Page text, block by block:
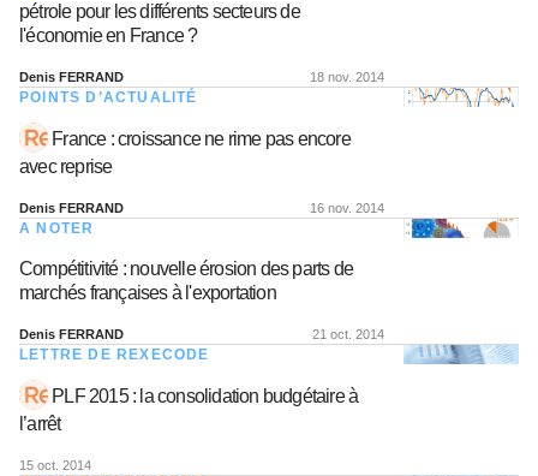
pétrole pour les différents secteurs de
l'économie en France ?
Denis FERRAND 18 nov. 2014
POINTS D’ACTUALITÉ
France : croissance ne rime pas encore
avec reprise
Denis FERRAND 16 nov. 2014
A NOTER
Compétitivité : nouvelle érosion des parts de
marchés françaises à l'exportation
Denis FERRAND 21 oct. 2014
LETTRE DE REXECODE
PLF 2015 : la consolidation budgétaire à
l’arrêt
15 oct. 2014